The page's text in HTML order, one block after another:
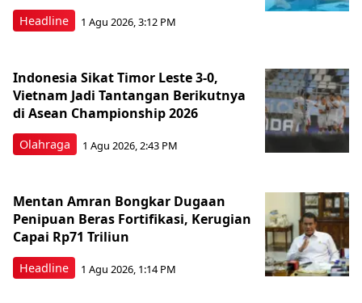
Headline 1 Agu 2026, 3:12 PM
Olahraga
Indonesia Sikat Timor Leste 3-0,
Vietnam Jadi Tantangan Berikutnya
di Asean Championship 2026
1 Agu 2026, 2:43 PM
Headline
Mentan Amran Bongkar Dugaan
Penipuan Beras Fortifikasi, Kerugian
Capai Rp71 Triliun
1 Agu 2026, 1:14 PM